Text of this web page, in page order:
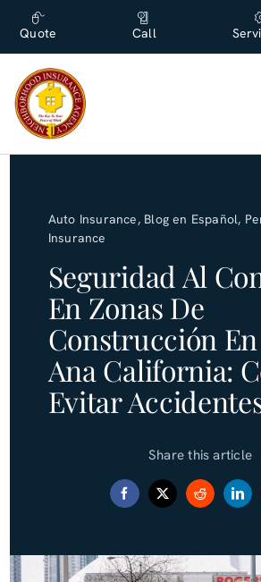
content
content
Quote Call
For Businesses
About
Office
Blog (English)
Auto Insurance, Blog en Español,
Insurance
Seguridad Al
En Zonas De
Construcción
Ana California:
Evitar
Share this article